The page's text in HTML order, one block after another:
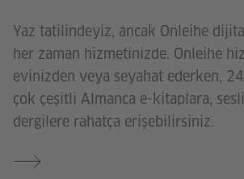
Yaz tatilindeyiz, ancak Onleihe
her zaman hizmetinizde. Onleihe
evinizden veya seyahat ederken,
çok çeşitli Almanca e-kitaplara,
dergilere rahatça erişebilirsiniz.